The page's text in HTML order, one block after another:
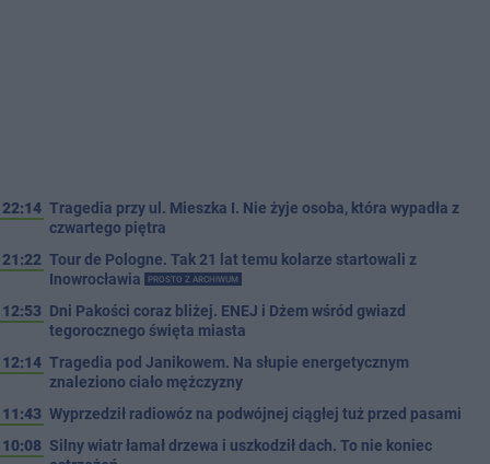
22:14 Tragedia przy ul. Mieszka I. Nie żyje osoba, która wypadła z
czwartego piętra
21:22 Tour de Pologne. Tak 21 lat temu kolarze startowali z
Inowrocławia
PROSTO Z ARCHIWUM
12:53 Dni Pakości coraz bliżej. ENEJ i Dżem wśród gwiazd
tegorocznego święta miasta
12:14 Tragedia pod Janikowem. Na słupie energetycznym
znaleziono ciało mężczyzny
11:43 Wyprzedził radiowóz na podwójnej ciągłej tuż przed pasami
10:08 Silny wiatr łamał drzewa i uszkodził dach. To nie koniec